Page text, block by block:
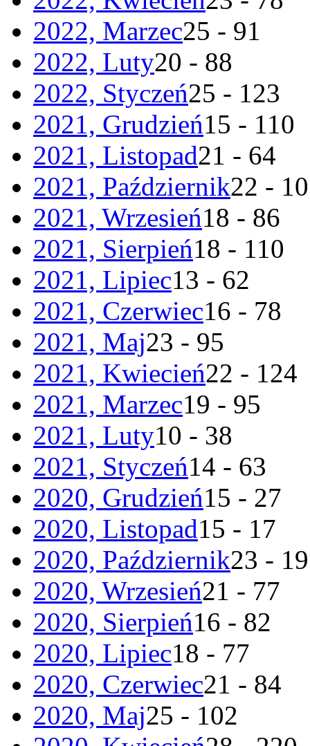
2022, Marzec25 - 91
2022, Luty20 - 88
2022, Styczeń25 - 123
2021, Grudzień15 - 110
2021, Listopad21 - 64
2021, Październik22 -
2021, Wrzesień18 - 86
2021, Sierpień18 - 110
2021, Lipiec13 - 62
2021, Czerwiec16 - 78
2021, Maj23 - 95
2021, Kwiecień22 - 124
2021, Marzec19 - 95
2021, Luty10 - 38
2021, Styczeń14 - 63
2020, Grudzień15 - 27
2020, Listopad15 - 17
2020, Październik23 - 19
2020, Wrzesień21 - 77
2020, Sierpień16 - 82
2020, Lipiec18 - 77
2020, Czerwiec21 - 84
2020, Maj25 - 102